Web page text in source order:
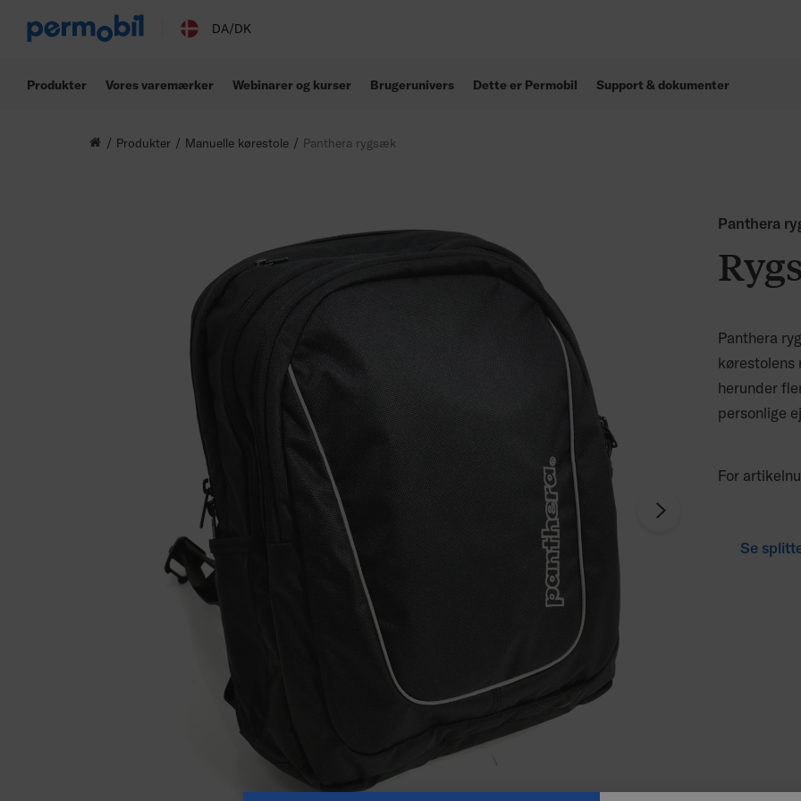
DA/DK
Produkter Vores varemærker Webinarer og kurser Brugerunivers Dette er Permobil Support & dokumenter
Produkter Manuelle kørestole Panthera rygsæk
Panthera
Panthera
kørestolens
herunder
personlige
For
Se